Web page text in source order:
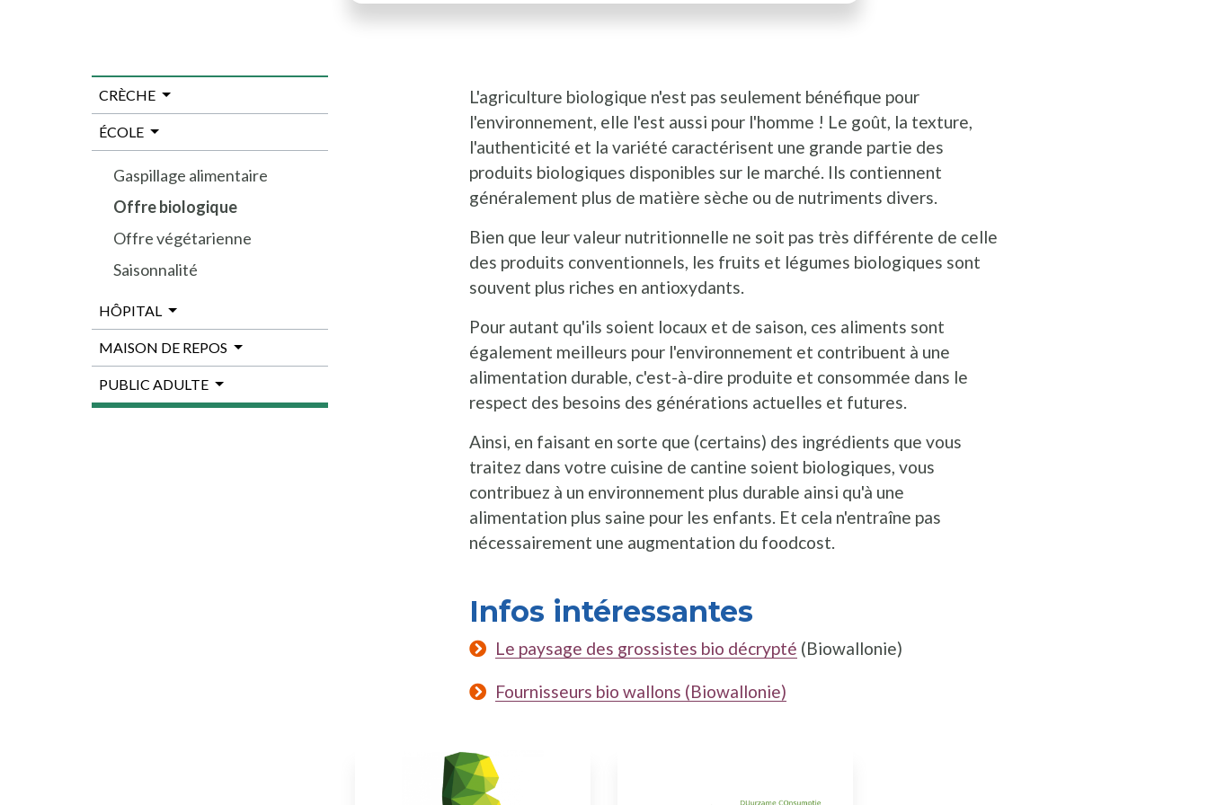
L'agriculture biologique n'est pas seulement bénéfique pour
l'environnement, elle l'est aussi pour l'homme ! Le goût, la texture,
l'authenticité et la variété caractérisent une grande partie des
produits biologiques disponibles sur le marché. Ils contiennent
généralement plus de matière sèche ou de nutriments divers.
Bien que leur valeur nutritionnelle ne soit pas très différente de celle
des produits conventionnels, les fruits et légumes biologiques sont
souvent plus riches en antioxydants.
Pour autant qu'ils soient locaux et de saison, ces aliments sont
également meilleurs pour l'environnement et contribuent à une
alimentation durable, c'est-à-dire produite et consommée dans le
respect des besoins des générations actuelles et futures.
Ainsi, en faisant en sorte que (certains) des ingrédients que vous
traitez dans votre cuisine de cantine soient biologiques, vous
contribuez à un environnement plus durable ainsi qu'à une
alimentation plus saine pour les enfants. Et cela n'entraîne pas
nécessairement une augmentation du foodcost.
Infos intéressantes
Le paysage des grossistes bio décrypté (Biowallonie)
Fournisseurs bio wallons (Biowallonie)
CRÈCHE
ÉCOLE
Gaspillage alimentaire
Offre biologique
Offre végétarienne
Saisonnalité
HÔPITAL
MAISON DE REPOS
PUBLIC ADULTE